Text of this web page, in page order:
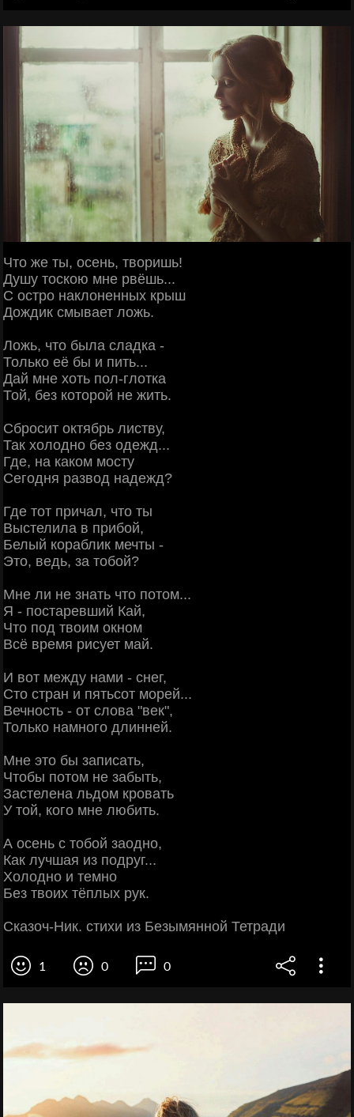
Что же ты, осень, творишь!
Душу тоскою мне рвёшь...
С остро наклоненных крыш
Дождик смывает ложь.
Ложь, что была сладка -
Только её бы и пить...
Дай мне хоть пол-глотка
Той, без которой не жить.
Сбросит октябрь листву,
Так холодно без одежд...
Где, на каком мосту
Сегодня развод надежд?
Где тот причал, что ты
Выстелила в прибой,
Белый кораблик мечты -
Это, ведь, за тобой?
Мне ли не знать что потом...
Я - постаревший Кай,
Что под твоим окном
Всё время рисует май.
И вот между нами - снег,
Сто стран и пятьсот морей...
Вечность - от слова "век",
Только намного длинней.
Мне это бы записать,
Чтобы потом не забыть,
Застелена льдом кровать
У той, кого мне любить.
А осень с тобой заодно,
Как лучшая из подруг...
Холодно и темно
Без твоих тёплых рук.
Сказоч-Ник. стихи из Безымянной Тетради
1 0 0